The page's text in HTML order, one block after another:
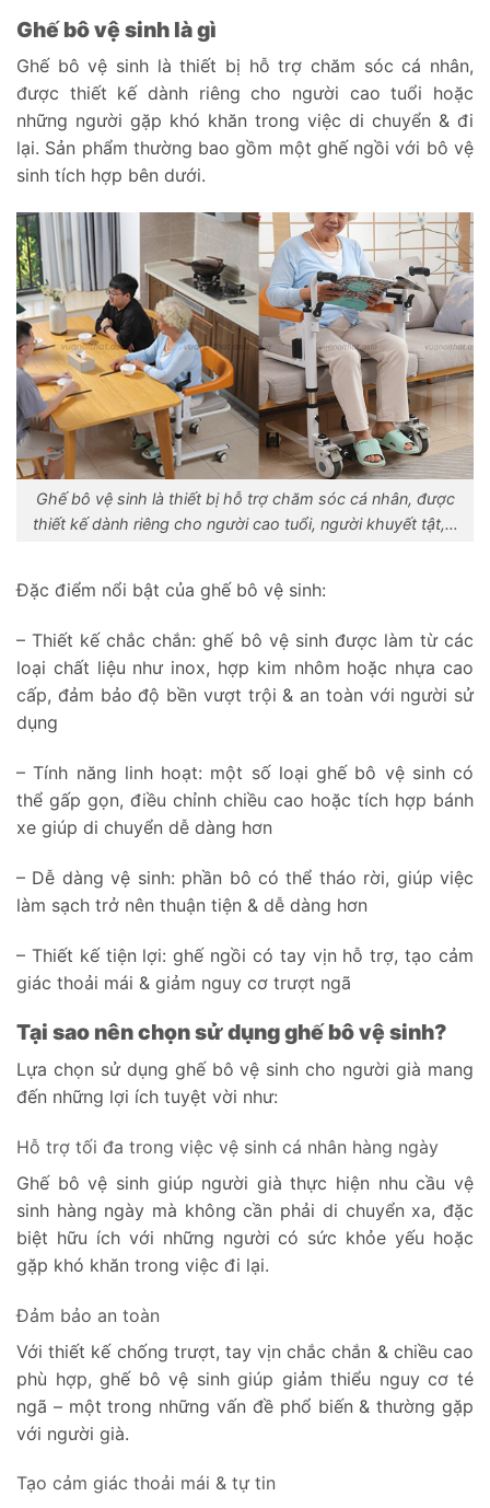
Ghế bô vệ sinh là gì
Ghế bô vệ sinh là thiết bị hỗ trợ chăm sóc cá nhân,
được thiết kế dành riêng cho người cao tuổi hoặc
những người gặp khó khăn trong việc di chuyển & đi
lại. Sản phẩm thường bao gồm một ghế ngồi với bô vệ
sinh tích hợp bên dưới.
Ghế bô vệ sinh là thiết bị hỗ trợ chăm sóc cá nhân, được
thiết kế dành riêng cho người cao tuổi, người khuyết tật,…
Đặc điểm nổi bật của ghế bô vệ sinh:
– Thiết kế chắc chắn: ghế bô vệ sinh được làm từ các
loại chất liệu như inox, hợp kim nhôm hoặc nhựa cao
cấp, đảm bảo độ bền vượt trội & an toàn với người sử
dụng
– Tính năng linh hoạt: một số loại ghế bô vệ sinh có
thể gấp gọn, điều chỉnh chiều cao hoặc tích hợp bánh
xe giúp di chuyển dễ dàng hơn
– Dễ dàng vệ sinh: phần bô có thể tháo rời, giúp việc
làm sạch trở nên thuận tiện & dễ dàng hơn
– Thiết kế tiện lợi: ghế ngồi có tay vịn hỗ trợ, tạo cảm
giác thoải mái & giảm nguy cơ trượt ngã
Tại sao nên chọn sử dụng ghế bô vệ sinh?
Lựa chọn sử dụng ghế bô vệ sinh cho người già mang
đến những lợi ích tuyệt vời như:
Hỗ trợ tối đa trong việc vệ sinh cá nhân hàng ngày
Ghế bô vệ sinh giúp người già thực hiện nhu cầu vệ
sinh hàng ngày mà không cần phải di chuyển xa, đặc
biệt hữu ích với những người có sức khỏe yếu hoặc
gặp khó khăn trong việc đi lại.
Đảm bảo an toàn
Với thiết kế chống trượt, tay vịn chắc chắn & chiều cao
phù hợp, ghế bô vệ sinh giúp giảm thiểu nguy cơ té
ngã – một trong những vấn đề phổ biến & thường gặp
với người già.
Tạo cảm giác thoải mái & tự tin